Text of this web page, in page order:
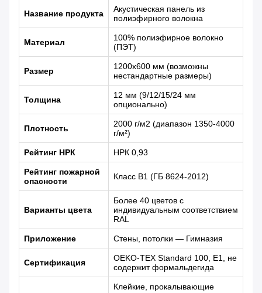
Название продукта
Акустическая панель из
полиэфирного волокна
Материал
100% полиэфирное волокно
(ПЭТ)
Размер
1200x600 мм (возможны
нестандартные размеры)
Толщина
12 мм (9/12/15/24 мм
опционально)
Плотность
2000 г/м2 (диапазон 1350-4000
г/м²)
Рейтинг НРК НРК 0,93
Рейтинг пожарной
опасности
Класс B1 (ГБ 8624-2012)
Варианты цвета
Более 40 цветов с
индивидуальным соответствием
RAL
Приложение Стены, потолки — Гимназия
Сертификация
OEKO-TEX Standard 100, E1, не
содержит формальдегида
Клейкие, прокалывающие